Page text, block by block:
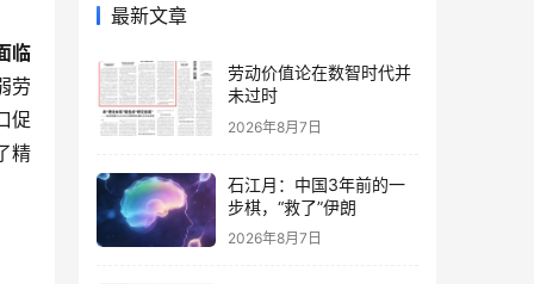
临
劳
促
精
最新文章
劳动价值论在数智时代并
未过时
2026年8月7日
石江月：中国3年前的一
步棋，“救了”伊朗
2026年8月7日